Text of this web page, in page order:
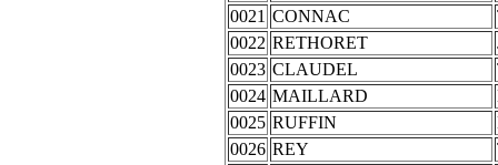
0021 CONNAC
0022 RETHORET
0023 CLAUDEL
0024 MAILLARD
0025 RUFFIN
0026 REY